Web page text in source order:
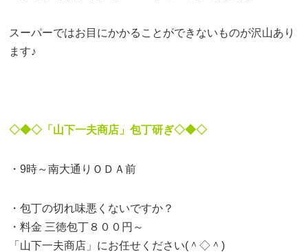
スーパーではお目にかかることができないものが沢山あり
ます♪
◇◆◇「山下一夫商店」包丁研ぎ◇◆◇
・9時～南大通りＯＤＡ前
・包丁の切れ味悪くないですか？
・料金 三徳包丁８００円～
「山下一夫商店」にお任せください(＾◇＾)